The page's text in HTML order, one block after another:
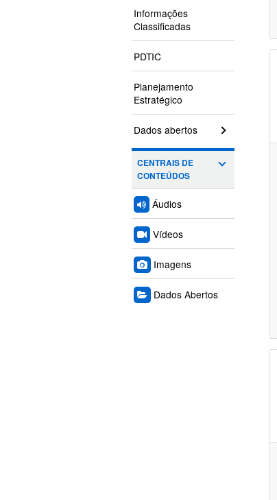
Informações
Classificadas
PDTIC
Planejamento
Estratégico
Dados abertos
CENTRAIS DE
CONTEÚDOS
Áudios
Vídeos
Imagens
Dados Abertos